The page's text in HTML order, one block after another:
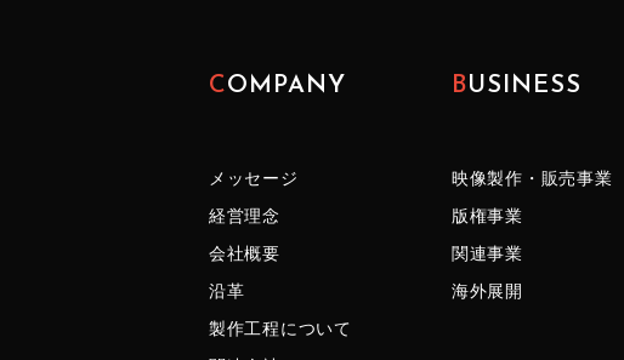
COMPANY
メッセージ
経営理念
会社概要
沿革
製作工程について
BUSINESS
映像製作・販売事業
版権事業
関連事業
海外展開